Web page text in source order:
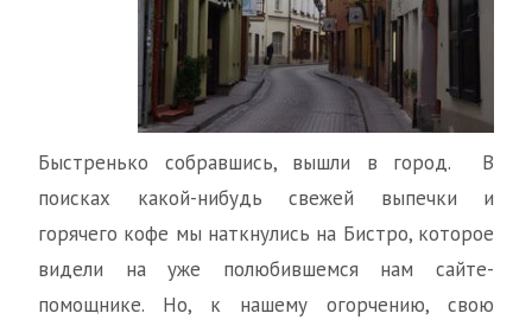
Быстренько собравшись, вышли в город. В
поисках какой-нибудь свежей выпечки и
горячего кофе мы наткнулись на Бистро, которое
видели на уже полюбившемся нам сайте-
помощнике. Но, к нашему огорчению, свою